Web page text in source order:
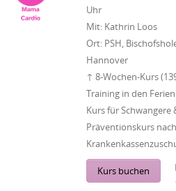
Uhr
Mit: Kathrin Loos
Ort: PSH,
Hannover
↑ 8-Wochen-Kurs
Training in den
Kurs für Schwangere
Präventionskurs
Kurs buchen